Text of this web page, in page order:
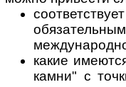
какие
камни" с